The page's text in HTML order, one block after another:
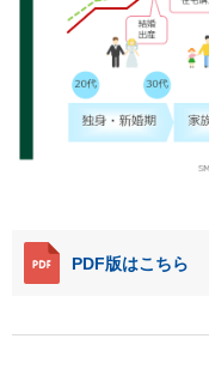
PDF版はこちら